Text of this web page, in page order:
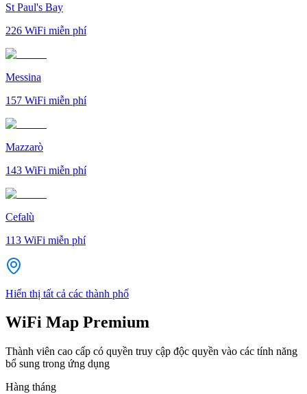
St Paul's Bay
226 WiFi miễn phí
Messina
157 WiFi miễn phí
Mazzarò
143 WiFi miễn phí
Cefalù
113 WiFi miễn phí
Hiển thị tất cả các thành phố
WiFi Map Premium
Thành viên cao cấp có quyền truy cập độc quyền vào các tính năng
bổ sung trong ứng dụng
Hàng tháng